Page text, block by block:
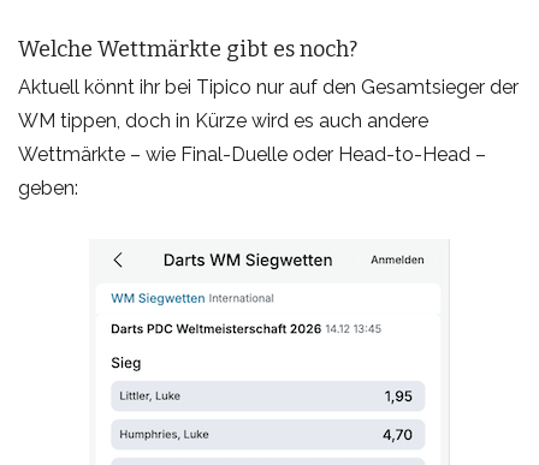
Welche Wettmärkte gibt es noch?
Aktuell könnt ihr bei Tipico nur auf den Gesamtsieger der
WM tippen, doch in Kürze wird es auch andere
Wettmärkte – wie Final-Duelle oder Head-to-Head –
geben: